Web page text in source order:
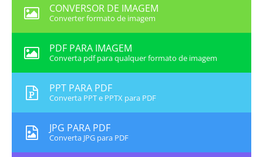
CONVERSOR DE IMAGEM
Converter formato de imagem
PDF PARA IMAGEM
Converta pdf para qualquer formato de imagem
PPT PARA PDF
Converta PPT e PPTX para PDF
JPG PARA PDF
Converta JPG para PDF